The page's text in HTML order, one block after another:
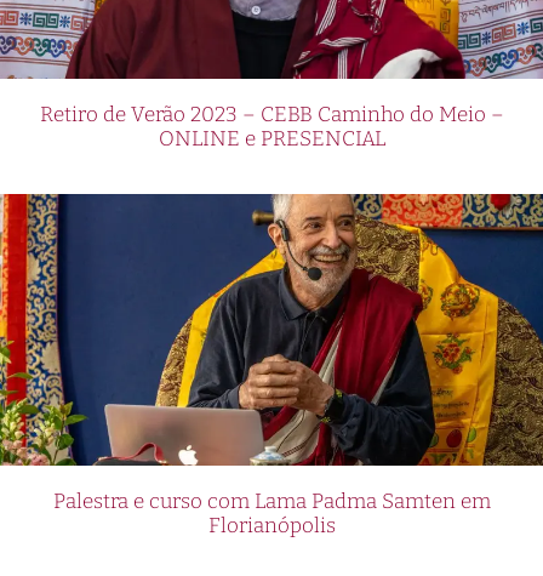
Retiro de Verão 2023 – CEBB Caminho do Meio –
ONLINE e PRESENCIAL
Palestra e curso com Lama Padma Samten em
Florianópolis